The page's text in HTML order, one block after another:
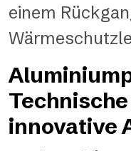
einem
innovative